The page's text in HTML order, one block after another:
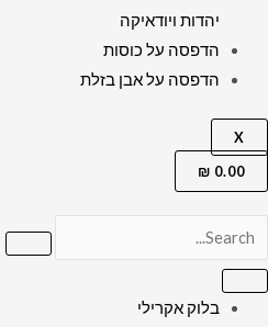
יהדות ויודאיקה
הדפסה על כוסות
הדפסה על אבן בזלת
X
0.00
₪
בלוק אקרילי